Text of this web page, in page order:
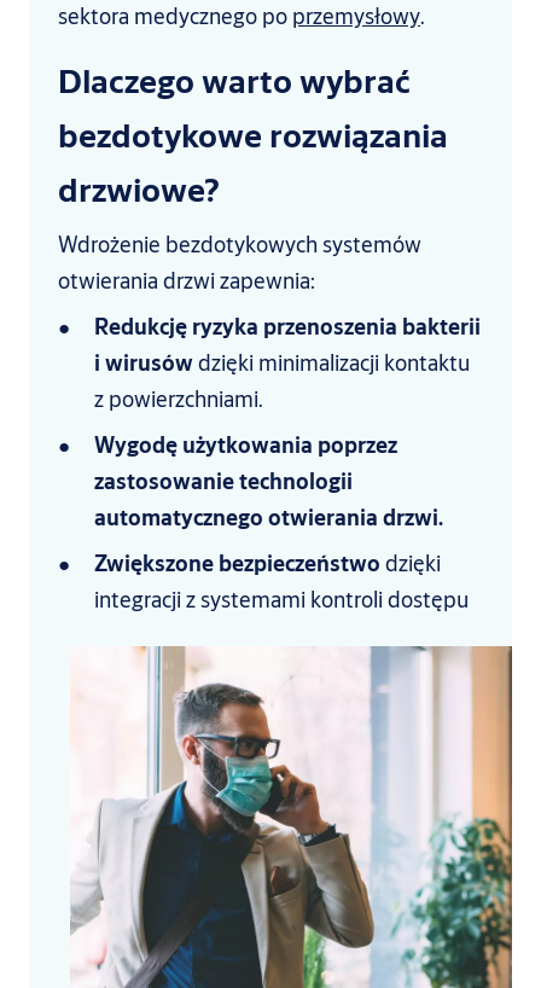
sektora medycznego po przemysłowy.
Dlaczego warto wybrać
bezdotykowe rozwiązania
drzwiowe?
Wdrożenie bezdotykowych systemów
otwierania drzwi zapewnia:
Redukcję ryzyka przenoszenia bakterii
i wirusówdzięki minimalizacji kontaktu
z powierzchniami.
Wygodę użytkowania poprzez
zastosowanie technologii
automatycznego otwierania drzwi.
Zwiększone bezpieczeństwo dzięki
integracji z systemami kontroli dostępu